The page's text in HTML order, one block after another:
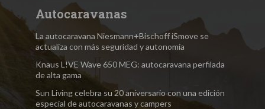
Autocaravanas
La autocaravana Niesmann+Bischoff iSmove se
actualiza con más seguridad y autonomía
Knaus L!VE Wave 650 MEG: autocaravana perfilada
de alta gama
Sun Living celebra su 20 aniversario con una edición
especial de autocaravanas y campers